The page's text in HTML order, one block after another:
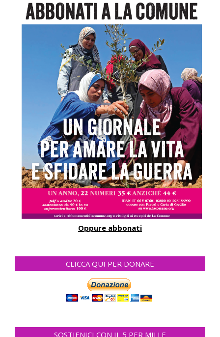
Oppure abbonati
CLICCA QUI PER DONARE
SOSTIENICI CON IL 5 PER MILLE